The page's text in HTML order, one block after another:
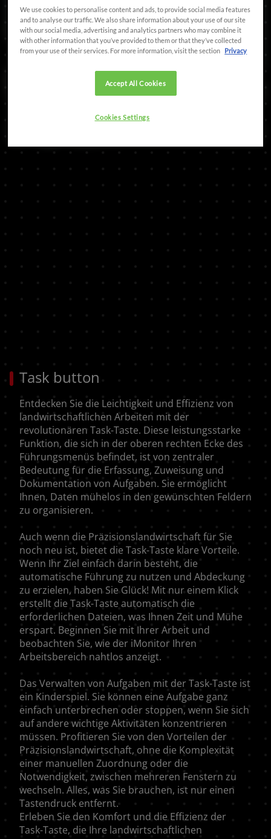
Task button
Entdecken Sie die Leichtigkeit und Effizienz von
landwirtschaftlichen Arbeiten mit der
revolutionären Task-Taste. Diese leistungsstarke
Funktion, die sich in der oberen rechten Ecke des
Führungsmenüs befindet, ist von zentraler
Bedeutung für die Erfassung, Zuweisung und
Dokumentation von Aufgaben. Sie ermöglicht
Ihnen, Daten mühelos in den gewünschten Feldern
zu organisieren.
Auch wenn die Präzisionslandwirtschaft für Sie
noch neu ist, bietet die Task-Taste klare Vorteile.
Wenn Ihr Ziel einfach darin besteht, die
automatische Führung zu nutzen und Abdeckung
zu erzielen, haben Sie Glück! Mit nur einem Klick
erstellt die Task-Taste automatisch die
erforderlichen Dateien, was Ihnen Zeit und Mühe
erspart. Beginnen Sie mit Ihrer Arbeit und
beobachten Sie, wie der iMonitor Ihren
Arbeitsbereich nahtlos anzeigt.
Das Verwalten von Aufgaben mit der Task-Taste ist
ein Kinderspiel. Sie können eine Aufgabe ganz
einfach unterbrechen oder stoppen, wenn Sie sich
auf andere wichtige Aktivitäten konzentrieren
müssen. Profitieren Sie von den Vorteilen der
Präzisionslandwirtschaft, ohne die Komplexität
einer manuellen Zuordnung oder die
Notwendigkeit, zwischen mehreren Fenstern zu
wechseln. Alles, was Sie brauchen, ist nur einen
Tastendruck entfernt.
Erleben Sie den Komfort und die Effizienz der
Task-Taste, die Ihre landwirtschaftlichen
We use cookies to personalise content and ads, to provide social media features
and to analyse our traffic. We also share information about your use of our site
with our social media, advertising and analytics partners who may combine it
with other information that you’ve provided to them or that they’ve collected
from your use of their services. For more information, visit the section
Privacy
Accept All Cookies
Cookies Settings